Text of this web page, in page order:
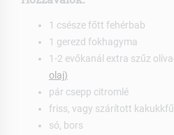
1 csésze főtt fehérbab
1 gerezd fokhagyma
1-2 evőkanál extra szűz
olaj)
pár csepp citromlé
friss, vagy szárított kakukkfű
só, bors